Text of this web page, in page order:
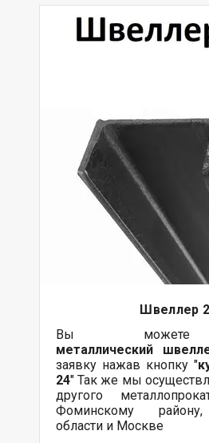
Швеллер
Вы
металлический
заявку нажав кнопку "
24" Так же мы
другого
Фоминскому
области и Москве